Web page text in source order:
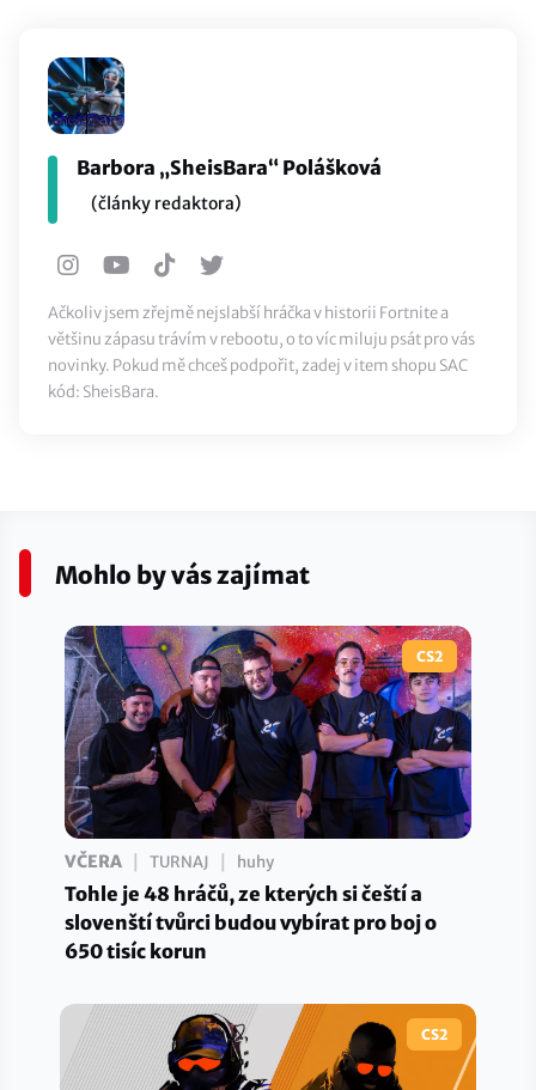
Barbora „SheisBara“ Polášková
(články redaktora)
Ačkoliv jsem zřejmě nejslabší hráčka v historii Fortnite a
většinu zápasu trávím v rebootu, o to víc miluju psát pro vás
novinky. Pokud mě chceš podpořit, zadej v item shopu SAC
kód: SheisBara.
Mohlo by vás zajímat
CS2
VČERA TURNAJ huhy
Tohle je 48 hráčů, ze kterých si čeští a
slovenští tvůrci budou vybírat pro boj o
650 tisíc korun
CS2